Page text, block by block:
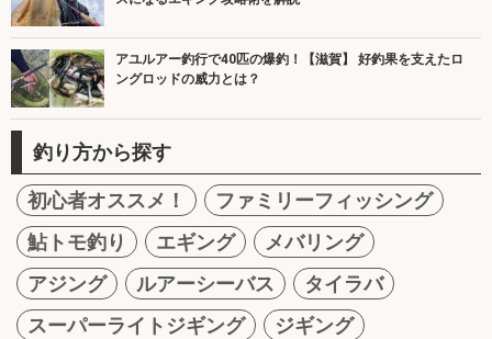
アユルアー釣行で40匹の爆釣！【滋賀】 好釣果を支えたロ
ングロッドの威力とは？
釣り方から探す
初心者オススメ！
ファミリーフィッシング
鮎トモ釣り
エギング
メバリング
アジング
ルアーシーバス
タイラバ
スーパーライトジギング
ジギング